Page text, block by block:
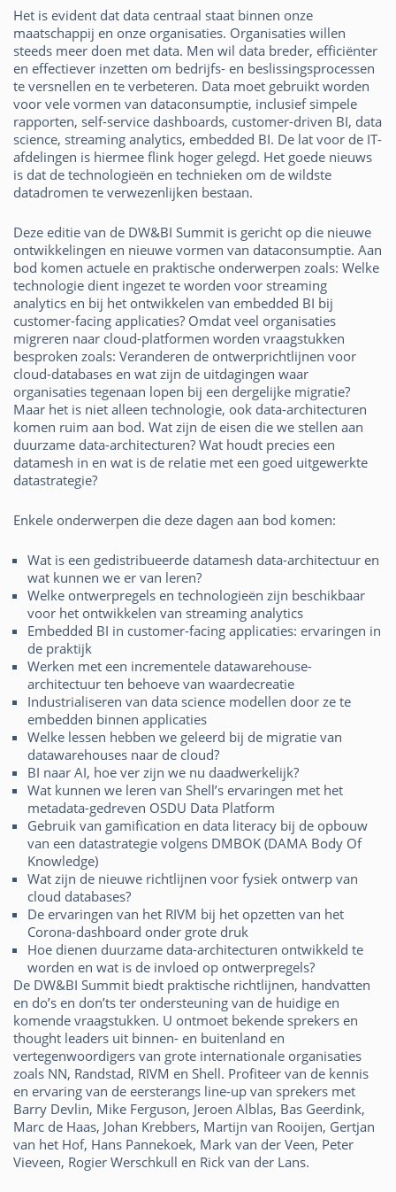
Het is evident dat data centraal staat binnen onze
maatschappij en onze organisaties. Organisaties willen
steeds meer doen met data. Men wil data breder, efficiënter
en effectiever inzetten om bedrijfs- en beslissingsprocessen
te versnellen en te verbeteren. Data moet gebruikt worden
voor vele vormen van dataconsumptie, inclusief simpele
rapporten, self-service dashboards, customer-driven BI, data
science, streaming analytics, embedded BI. De lat voor de IT-
afdelingen is hiermee flink hoger gelegd. Het goede nieuws
is dat de technologieën en technieken om de wildste
datadromen te verwezenlijken bestaan.
Deze editie van de DW&BI Summit is gericht op die nieuwe
ontwikkelingen en nieuwe vormen van dataconsumptie. Aan
bod komen actuele en praktische onderwerpen zoals: Welke
technologie dient ingezet te worden voor streaming
analytics en bij het ontwikkelen van embedded BI bij
customer-facing applicaties? Omdat veel organisaties
migreren naar cloud-platformen worden vraagstukken
besproken zoals: Veranderen de ontwerprichtlijnen voor
cloud-databases en wat zijn de uitdagingen waar
organisaties tegenaan lopen bij een dergelijke migratie?
Maar het is niet alleen technologie, ook data-architecturen
komen ruim aan bod. Wat zijn de eisen die we stellen aan
duurzame data-architecturen? Wat houdt precies een
datamesh in en wat is de relatie met een goed uitgewerkte
datastrategie?
Enkele onderwerpen die deze dagen aan bod komen:
Wat is een gedistribueerde datamesh data-architectuur en
wat kunnen we er van leren?
Welke ontwerpregels en technologieën zijn beschikbaar
voor het ontwikkelen van streaming analytics
Embedded BI in customer-facing applicaties: ervaringen in
de praktijk
Werken met een incrementele datawarehouse-
architectuur ten behoeve van waardecreatie
Industrialiseren van data science modellen door ze te
embedden binnen applicaties
Welke lessen hebben we geleerd bij de migratie van
datawarehouses naar de cloud?
BI naar AI, hoe ver zijn we nu daadwerkelijk?
Wat kunnen we leren van Shell’s ervaringen met het
metadata-gedreven OSDU Data Platform
Gebruik van gamification en data literacy bij de opbouw
van een datastrategie volgens DMBOK (DAMA Body Of
Knowledge)
Wat zijn de nieuwe richtlijnen voor fysiek ontwerp van
cloud databases?
De ervaringen van het RIVM bij het opzetten van het
Corona-dashboard onder grote druk
Hoe dienen duurzame data-architecturen ontwikkeld te
worden en wat is de invloed op ontwerpregels?
De DW&BI Summit biedt praktische richtlijnen, handvatten
en do’s en don’ts ter ondersteuning van de huidige en
komende vraagstukken. U ontmoet bekende sprekers en
thought leaders uit binnen- en buitenland en
vertegenwoordigers van grote internationale organisaties
zoals NN, Randstad, RIVM en Shell. Profiteer van de kennis
en ervaring van de eersterangs line-up van sprekers met
Barry Devlin, Mike Ferguson, Jeroen Alblas, Bas Geerdink,
Marc de Haas, Johan Krebbers, Martijn van Rooijen, Gertjan
van het Hof, Hans Pannekoek, Mark van der Veen, Peter
Vieveen, Rogier Werschkull en Rick van der Lans.